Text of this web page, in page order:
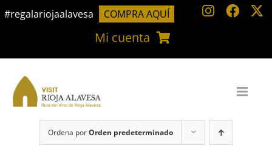
Saltar
#regalariojaalavesa COMPRA AQUÍ
Mi cuenta
Ordena porOrden predeterminado